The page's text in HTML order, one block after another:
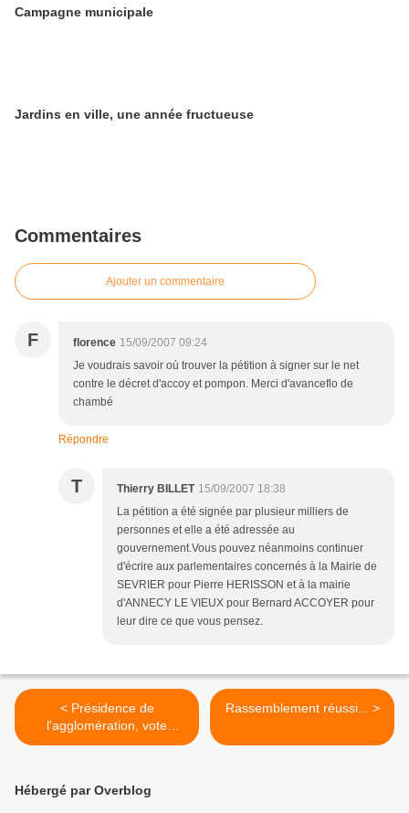
Campagne municipale
Jardins en ville, une année fructueuse
Commentaires
Ajouter un commentaire
F florence 15/09/2007 09:24
Je voudrais savoir où trouver la pétition à signer sur le net
contre le décret d'accoy et pompon. Merci d'avanceflo de
chambé
Répondre
T Thierry BILLET 15/09/2007 18:38
La pétition a été signée par plusieur milliers de
personnes et elle a été adressée au
gouvernement.Vous pouvez néanmoins continuer
d'écrire aux parlementaires concernés à la Mairie de
SEVRIER pour Pierre HERISSON et à la mairie
d'ANNECY LE VIEUX pour Bernard ACCOYER pour
leur dire ce que vous pensez.
< Présidence de
l'agglomération, vote
demain
Rassemblement réussi... >
Hébergé par Overblog